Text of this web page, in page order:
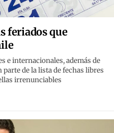
feriados que
e internacionales, además de
de la lista de fechas libres
irrenunciables